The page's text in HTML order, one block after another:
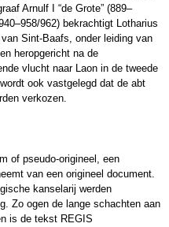
Arnulf I “de Grote” (889–
962) bekrachtigt Lotharius
Sint-Baafs, onder leiding van
heropgericht na de
vlucht naar Laon in de tweede
ook vastgelegd dat de abt
verkozen.
of pseudo-origineel, een
van een origineel document.
kanselarij werden
Zo ogen de lange schachten aan
is de tekst REGIS